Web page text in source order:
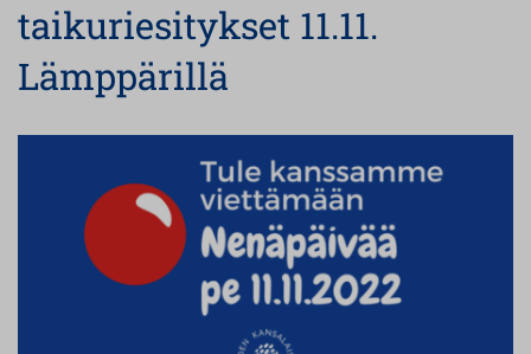
taikuriesitykset 11.11.
Lämppärillä